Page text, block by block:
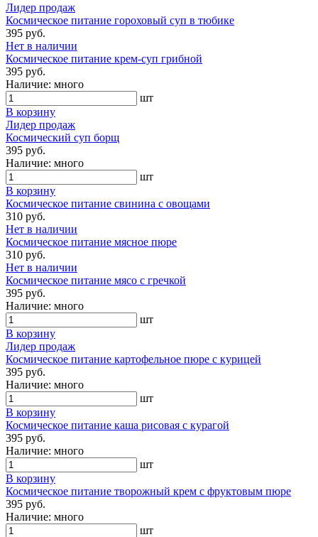
Лидер продаж
Космическое питание гороховый суп в тюбике
395 руб.
Нет в наличии
Космическое питание крем-суп грибной
395 руб.
Наличие: много
шт
В корзину
Лидер продаж
Космический суп борщ
395 руб.
Наличие: много
шт
В корзину
Космическое питание свинина с овощами
310 руб.
Нет в наличии
Космическое питание мясное пюре
310 руб.
Нет в наличии
Космическое питание мясо с гречкой
395 руб.
Наличие: много
шт
В корзину
Лидер продаж
Космическое питание картофельное пюре с курицей
395 руб.
Наличие: много
шт
В корзину
Космическое питание каша рисовая с курагой
395 руб.
Наличие: много
шт
В корзину
Космическое питание творожный крем с фруктовым пюре
395 руб.
Наличие: много
шт